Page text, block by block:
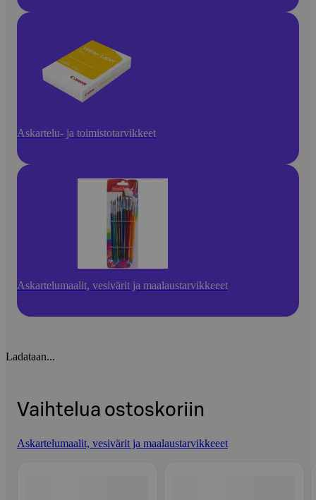
Askartelu- ja toimistotarvikkeet
Askartelumaalit, vesivärit ja maalaustarvikkeeet
Ladataan...
Vaihtelua ostoskoriin
Askartelumaalit, vesivärit ja maalaustarvikkeeet